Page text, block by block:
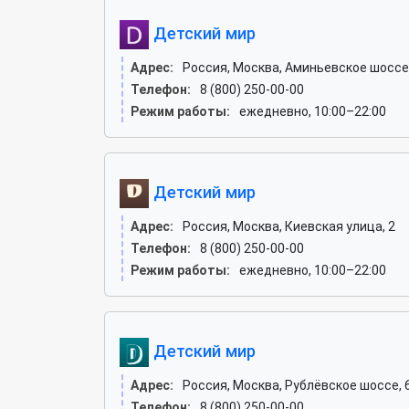
Детский мир
Адрес:
Россия, Москва, Аминьевское
Телефон:
8 (800) 250-00-00
Режим работы:
ежедневно, 10:00–22:00
Детский мир
Адрес:
Россия, Москва, Киевская улица, 2
Телефон:
8 (800) 250-00-00
Режим работы:
ежедневно, 10:00–22:00
Детский мир
Адрес:
Россия, Москва, Рублёвское шоссе,